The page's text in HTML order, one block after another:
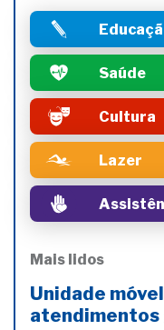
Saúde
Cultura
Lazer
Mais lidos
Unidade